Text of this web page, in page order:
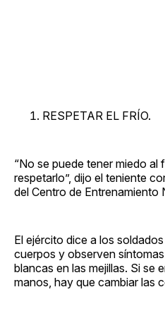
RESPETAR EL FRÍO.
“No se puede tener miedo al
respetarlo”, dijo el teniente
del Centro de Entrenamiento
El ejército dice a los
cuerpos y observen
blancas en las mejillas. Si se
manos, hay que cambiar las